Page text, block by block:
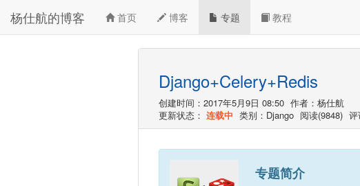
杨仕航的博客 首页 博客 专题 教程
Django+Celery+Redis
创建时间：2017年5月9日 08:50 作者：杨仕航
更新状态： 连载中 类别：Django 阅读(9848) 评
专题简介